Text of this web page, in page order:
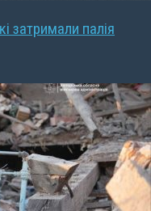
затримали палія